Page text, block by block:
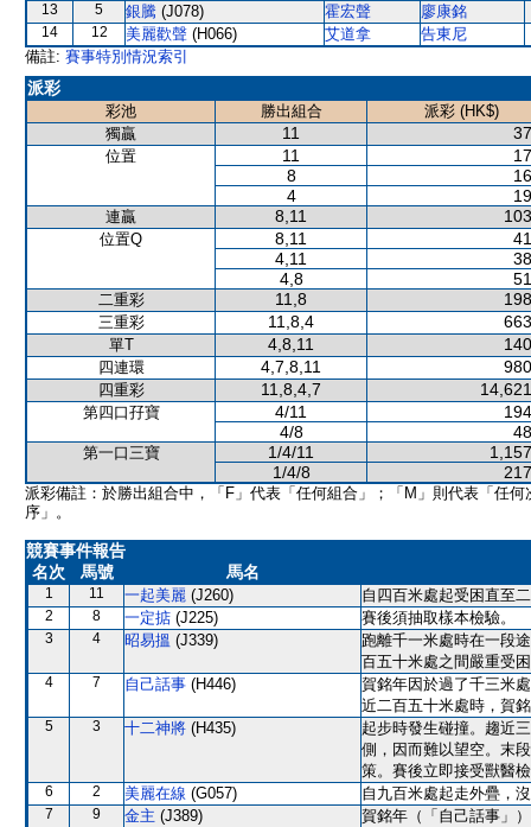
13 5 銀騰 (J078) 霍宏聲 廖康銘
14 12 美麗歡聲 (H066) 艾道拿
告東尼
備註: 賽事特別情況索引
派彩
彩池 勝出組合
派彩 (HK$)
獨贏
11
位置 11
8
4
連贏 8,11
位置Q 8,11
4,11
4,8
二重彩 11,8
三重彩 11,8,4
單T 4,8,11
四連環 4,7,8,11
四重彩 11,8,4,7
第四口孖寶 4/11
4/8
第一口三寶 1/4/11
1/4/8
派彩備註：於勝出組合中，「F」代表「任何組合」；「M」則代表「任何
序」。
競賽事件報告
名次
馬號 馬名
1 11 一起美麗 (J260) 自四百米處起受困直至
2 8 一定掂 (J225) 賽後須抽取樣本檢驗。
3 4 昭易搵 (J339)
跑離千一米處時在一段
百五十米處之間嚴重受
4 7 自己話事 (H446)
賀銘年因於過了千三米
近二百五十米處時，賀
5 3 十二神將 (H435)
起步時發生碰撞。趨近
側，因而難以望空。末
策。賽後立即接受獸醫
6 2 美麗在線 (G057) 自九百米處起走外疊，
7 9 金主 (J389)
賀銘年（「自己話事」